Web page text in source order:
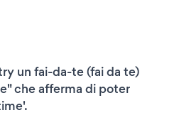
un fai-da-te (fai da te)
che afferma di poter